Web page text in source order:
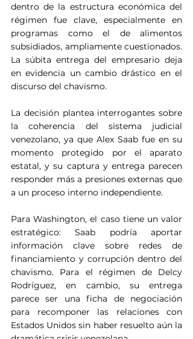
dentro de la estructura económica del
régimen fue clave, especialmente en
programas como el de alimentos
subsidiados, ampliamente cuestionados.
La súbita entrega del empresario deja
en evidencia un cambio drástico en el
discurso del chavismo.
La decisión plantea interrogantes sobre
la coherencia del sistema judicial
venezolano, ya que Alex Saab fue en su
momento protegido por el aparato
estatal, y su captura y entrega parecen
responder más a presiones externas que
a un proceso interno independiente.
Para Washington, el caso tiene un valor
estratégico: Saab podría aportar
información clave sobre redes de
financiamiento y corrupción dentro del
chavismo. Para el régimen de Delcy
Rodríguez, en cambio, su entrega
parece ser una ficha de negociación
para recomponer las relaciones con
Estados Unidos sin haber resuelto aún la